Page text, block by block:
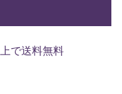
で送料無料